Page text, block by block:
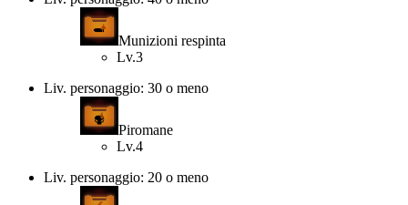
Munizioni respinta
Lv.3
Liv. personaggio: 30 o meno
Piromane
Lv.4
Liv. personaggio: 20 o meno